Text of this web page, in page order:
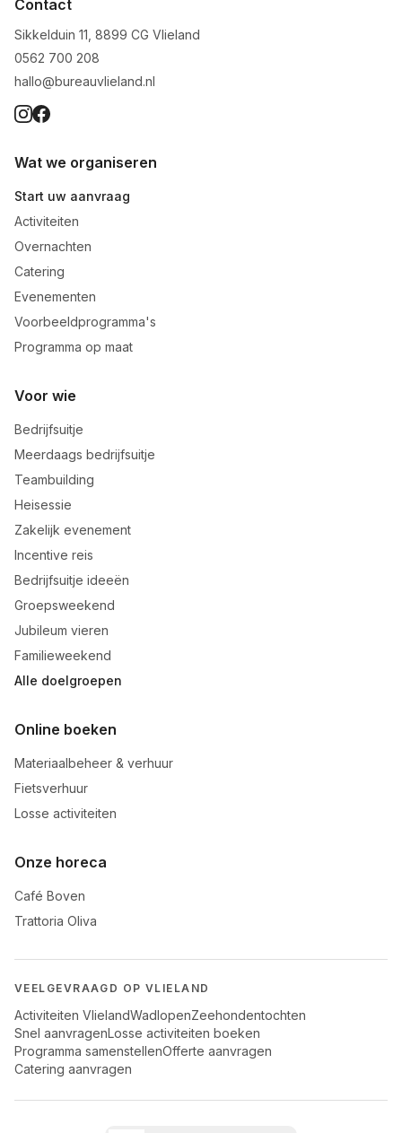
Contact
Sikkelduin 11, 8899 CG Vlieland
0562 700 208
hallo@bureauvlieland.nl
Wat we organiseren
Start uw aanvraag
Activiteiten
Overnachten
Catering
Evenementen
Voorbeeldprogramma's
Programma op maat
Voor wie
Bedrijfsuitje
Meerdaags bedrijfsuitje
Teambuilding
Heisessie
Zakelijk evenement
Incentive reis
Bedrijfsuitje ideeën
Groepsweekend
Jubileum vieren
Familieweekend
Alle doelgroepen
Online boeken
Materiaalbeheer & verhuur
Fietsverhuur
Losse activiteiten
Onze horeca
Café Boven
Trattoria Oliva
VEELGEVRAAGD OP VLIELAND
Activiteiten VlielandWadlopenZeehondentochten
Snel aanvragenLosse activiteiten boeken
Programma samenstellenOfferte aanvragen
Catering aanvragen